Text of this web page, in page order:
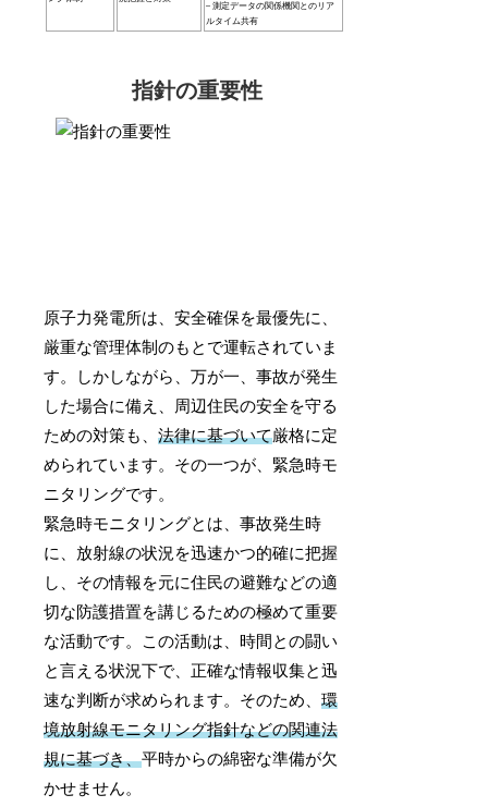
– 測定データの関係機関とのリア
ルタイム共有
指針の重要性
原子力発電所は、安全確保を最優先に、
厳重な管理体制のもとで運転されていま
す。しかしながら、万が一、事故が発生
した場合に備え、周辺住民の安全を守る
ための対策も、法律に基づいて厳格に定
められています。その一つが、緊急時モ
ニタリングです。
緊急時モニタリングとは、事故発生時
に、放射線の状況を迅速かつ的確に把握
し、その情報を元に住民の避難などの適
切な防護措置を講じるための極めて重要
な活動です。この活動は、時間との闘い
と言える状況下で、正確な情報収集と迅
速な判断が求められます。そのため、環
境放射線モニタリング指針などの関連法
規に基づき、平時からの綿密な準備が欠
かせません。